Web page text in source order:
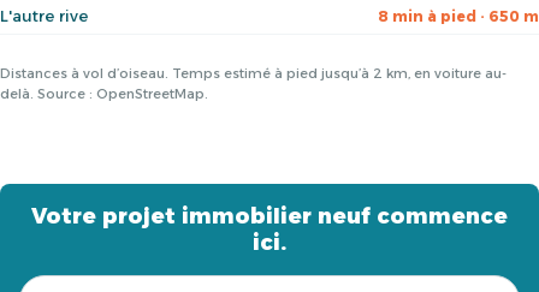
L'autre rive 8 min à pied · 650 m
Distances à vol d’oiseau. Temps estimé à pied jusqu’à 2 km, en voiture au-
delà. Source : OpenStreetMap.
Votre projet immobilier neuf commence
ici.